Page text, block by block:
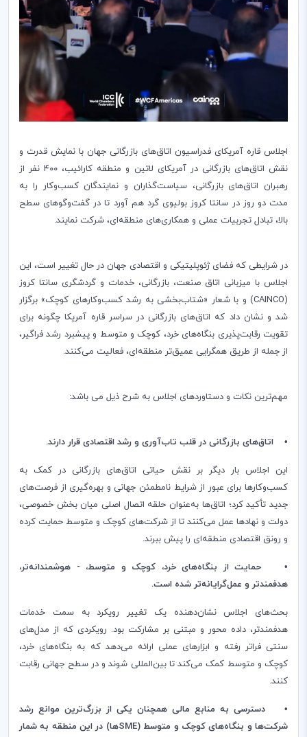
اجلاس‌ قاره آمریکای فدراسیون اتاق‌های بازرگانی جهان با نمایش قدرت و
نقش اتاق‌های بازرگانی در آمریکای لاتین و منطقه کارائیب، ۴۰۰ نفر از
رهبران اتاق‌های بازرگانی، سیاست‌گذاران و نمایندگان کسب‌وکار را به
مدت دو روز در سانتا کروز بولیوی گرد هم آورد تا در گفت‌وگوهای سطح
بالا، تبادل تجربیات عملی و همکاری‌های منطقه‌ای، شرکت نمایند.
در شرایطی که فضای ژئوپلیتیکی و اقتصادی جهان در حال تغییر است، این
اجلاس با میزبانی اتاق صنعت، بازرگانی، خدمات و گردشگری سانتا کروز
(CAINCO) و با شعار «شتاب‌بخشی به رشد کسب‌وکارهای کوچک‌» برگزار
شد و نشان داد که اتاق‌های بازرگانی در سراسر قاره آمریکا چگونه برای
تقویت رقابت‌پذیری بنگاه‌های خرد، کوچک و متوسط و پیشبرد رشد فراگیر،
از جمله از طریق همگرایی عمیق‌تر منطقه‌ای، فعالیت می‌کنند.
مهم‌ترین نکات و دستاوردهای اجلاس به شرح ذیل می باشد:
• اتاق‌های بازرگانی در قلب تاب‌آوری و رشد اقتصادی قرار دارند.
این اجلاس بار دیگر بر نقش حیاتی اتاق‌های بازرگانی در کمک به
کسب‌وکارها برای عبور از شرایط نامطمئن جهانی و بهره‌گیری از فرصت‌های
جدید تأکید کرد؛ اتاق‌ها به‌عنوان حلقه اتصال اصلی میان بخش خصوصی،
دولت و نهادها عمل می‌کنند تا از شرکت‌های کوچک و متوسط حمایت کرده
و رونق اقتصادی منطقه‌ای را پیش ببرند.
• حمایت از بنگاه‌های خرد، کوچک و متوسط، - هوشمندانه‌تر،
هدفمندتر و عمل‌گرایانه‌تر شده است.
بحث‌های اجلاس نشان‌دهنده یک تغییر رویکرد به سمت خدمات
هدفمندتر، داده محور و مبتنی بر مشارکت بود. رویکردی که از مدل‌های
سنتی فراتر رفته و ابزارهای عملی ارائه می‌دهد که به بنگاه‌های خرد،
کوچک و متوسط کمک می‌کند تا بین‌المللی شوند و در سطح جهانی رقابت
کنند.
• دسترسی به منابع مالی همچنان یکی از بزرگ‌ترین موانع رشد
شرکت‌ها و بنگاه‌های کوچک و متوسط (SMEها) در این منطقه به شمار